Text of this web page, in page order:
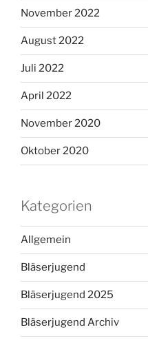
November 2022
August 2022
Juli 2022
April 2022
November 2020
Oktober 2020
Kategorien
Allgemein
Bläserjugend
Bläserjugend 2025
Bläserjugend Archiv